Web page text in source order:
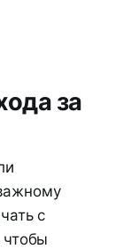
за
с
чтобы